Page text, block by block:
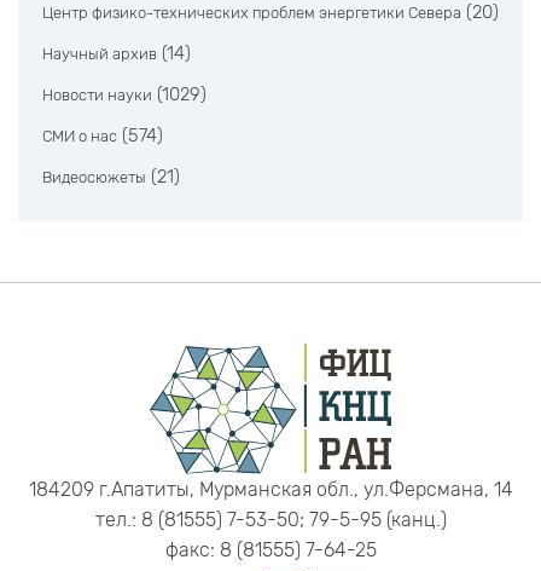
Центр физико-технических проблем энергетики Севера (20)
Научный архив (14)
Новости науки (1029)
СМИ о нас (574)
Видеосюжеты (21)
184209 г.Апатиты, Мурманская обл., ул.Ферсмана, 14
тел.: 8 (81555) 7-53-50; 79-5-95 (канц.)
факс: 8 (81555) 7-64-25